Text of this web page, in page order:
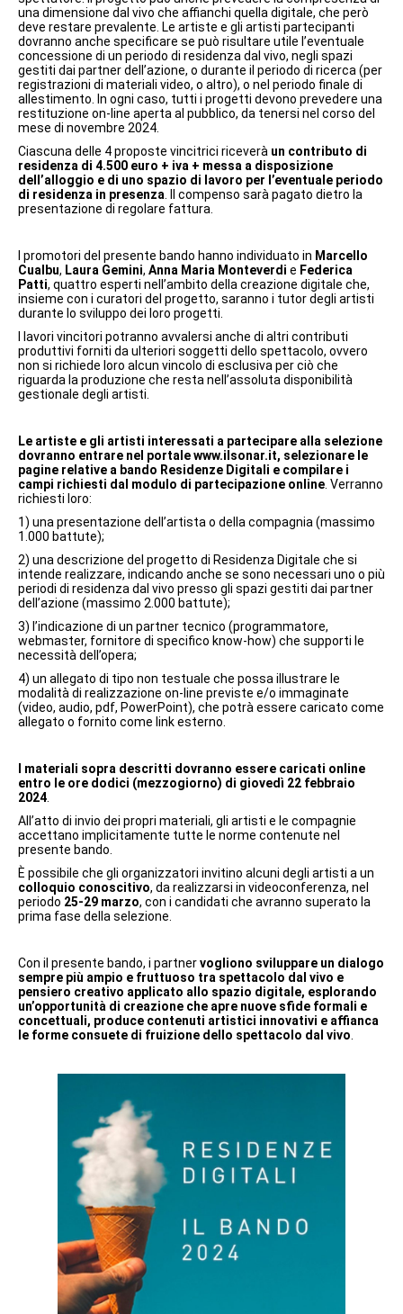
una dimensione dal vivo che affianchi quella digitale, che però
deve restare prevalente. Le artiste e gli artisti partecipanti
dovranno anche specificare se può risultare utile l’eventuale
concessione di un periodo di residenza dal vivo, negli spazi
gestiti dai partner dell’azione, o durante il periodo di ricerca (per
registrazioni di materiali video, o altro), o nel periodo finale di
allestimento. In ogni caso, tutti i progetti devono prevedere una
restituzione on-line aperta al pubblico, da tenersi nel corso del
mese di novembre 2024.
Ciascuna delle 4 proposte vincitrici riceverà un contributo di
residenza di 4.500 euro + iva + messa a disposizione
dell’alloggio e di uno spazio di lavoro per l’eventuale periodo
di residenza in presenza . Il compenso sarà pagato dietro la
presentazione di regolare fattura.
I promotori del presente bando hanno individuato in Marcello
Cualbu, Laura Gemini, Anna Maria Monteverdi e Federica
Patti, quattro esperti nell’ambito della creazione digitale che,
insieme con i curatori del progetto, saranno i tutor degli artisti
durante lo sviluppo dei loro progetti.
I lavori vincitori potranno avvalersi anche di altri contributi
produttivi forniti da ulteriori soggetti dello spettacolo, ovvero
non si richiede loro alcun vincolo di esclusiva per ciò che
riguarda la produzione che resta nell’assoluta disponibilità
gestionale degli artisti.
Le artiste e gli artisti interessati a partecipare alla selezione
dovranno entrare nel portale www.ilsonar.it, selezionare le
pagine relative a bando Residenze Digitali e compilare i
campi richiesti dal modulo di partecipazione online . Verranno
richiesti loro:
1) una presentazione dell’artista o della compagnia (massimo
1.000 battute);
2) una descrizione del progetto di Residenza Digitale che si
intende realizzare, indicando anche se sono necessari uno o più
periodi di residenza dal vivo presso gli spazi gestiti dai partner
dell’azione (massimo 2.000 battute);
3) l’indicazione di un partner tecnico (programmatore,
webmaster, fornitore di specifico know-how) che supporti le
necessità dell’opera;
4) un allegato di tipo non testuale che possa illustrare le
modalità di realizzazione on-line previste e/o immaginate
(video, audio, pdf, PowerPoint), che potrà essere caricato come
allegato o fornito come link esterno.
I materiali sopra descritti dovranno essere caricati online
entro le ore dodici (mezzogiorno) di giovedì 22 febbraio
2024
All’atto di invio dei propri materiali, gli artisti e le compagnie
accettano implicitamente tutte le norme contenute nel
presente bando.
È possibile che gli organizzatori invitino alcuni degli artisti a un
colloquio conoscitivo, da realizzarsi in videoconferenza, nel
periodo 25-29 marzo, con i candidati che avranno superato la
prima fase della selezione.
Con il presente bando, i partnervogliono sviluppare un dialogo
sempre più ampio e fruttuoso tra spettacolo dal vivo e
pensiero creativo applicato allo spazio digitale, esplorando
un’opportunità di creazione che apre nuove sfide formali e
concettuali, produce contenuti artistici innovativi e affianca
le forme consuete di fruizione dello spettacolo dal vivo